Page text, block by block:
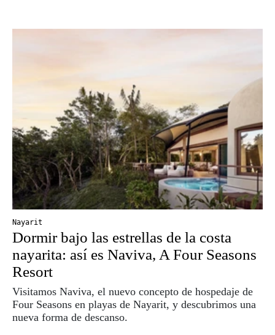
Nayarit
Dormir bajo las estrellas de la costa
nayarita: así es Naviva, A Four Seasons
Resort
Visitamos Naviva, el nuevo concepto de hospedaje de
Four Seasons en playas de Nayarit, y descubrimos una
nueva forma de descanso.